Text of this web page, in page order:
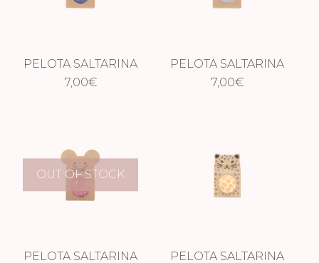
PELOTA SALTARINA
RATÓN AZUL
7,00€
PELOTA SALTARINA
RATÓN PLATA
7,00€
OUT OF STOCK
PELOTA SALTARINA
PELOTA SALTARINA